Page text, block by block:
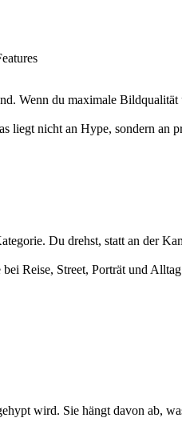
Wenn du maximale
liegt nicht an Hype, sondern an
Du drehst, statt an der
Reise, Street, Porträt und
wird. Sie hängt davon ab,